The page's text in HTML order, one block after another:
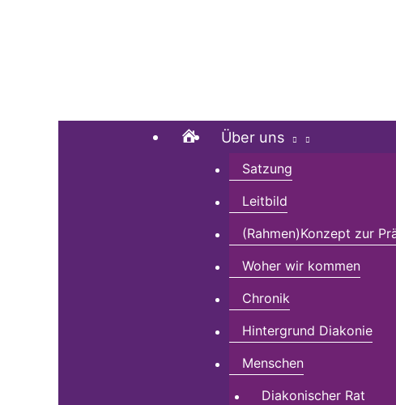
HomeÜber uns
Satzung
Leitbild
(Rahmen)Konzept zur
Woher wir kommen
Chronik
Hintergrund Diakonie
Menschen
Diakonischer Rat